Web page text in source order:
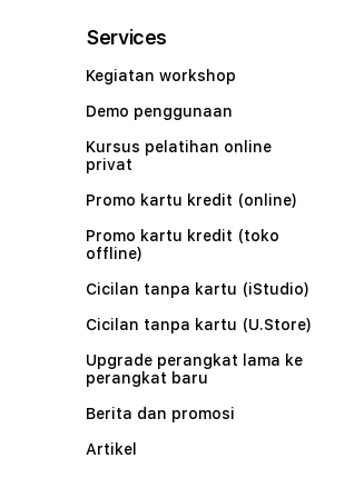
Services
Kegiatan workshop
Demo penggunaan
Kursus pelatihan online
privat
Promo kartu kredit (online)
Promo kartu kredit (toko
offline)
Cicilan tanpa kartu (iStudio)
Cicilan tanpa kartu (U.Store)
Upgrade perangkat lama ke
perangkat baru
Berita dan promosi
Artikel